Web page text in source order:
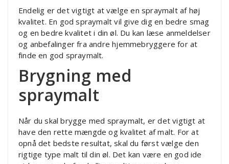
Endelig er det vigtigt at vælge en spraymalt af høj
kvalitet. En god spraymalt vil give dig en bedre smag
og en bedre kvalitet i din øl. Du kan læse anmeldelser
og anbefalinger fra andre hjemmebryggere for at
finde en god spraymalt.
Brygning med
spraymalt
Når du skal brygge med spraymalt, er det vigtigt at
have den rette mængde og kvalitet af malt. For at
opnå det bedste resultat, skal du først vælge den
rigtige type malt til din øl. Det kan være en god ide